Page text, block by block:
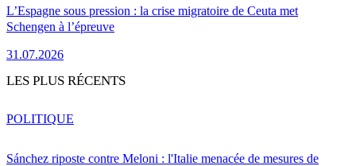
L’Espagne sous pression : la crise migratoire de Ceuta met
Schengen à l’épreuve
31.07.2026
LES PLUS RÉCENTS
Sánchez riposte contre Meloni : l'Italie menacée de mesures de
POLITIQUE